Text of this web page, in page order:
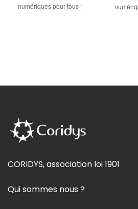
numériques pour tous !
CORIDYS, association loi 1901
Qui sommes nous ?